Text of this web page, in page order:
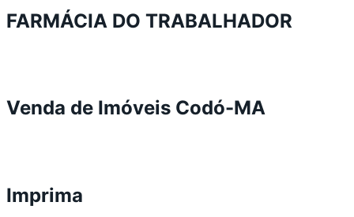
FARMÁCIA DO TRABALHADOR
Venda de Imóveis Codó-MA
Imprima